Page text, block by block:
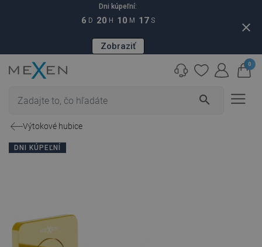
Dni kúpeľní:
6 D 20 H 10 M 16 S
Zobraziť
close
search
0
Výtokové hubice
DNI KÚPEĽNÍ